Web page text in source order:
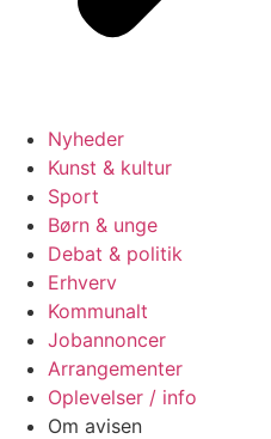
Nyheder
Kunst & kultur
Sport
Børn & unge
Debat & politik
Erhverv
Kommunalt
Jobannoncer
Arrangementer
Oplevelser / info
Om avisen